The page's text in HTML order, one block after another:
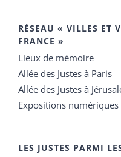
RÉSEAU « VILLES ET
FRANCE »
Lieux de mémoire
Allée des Justes à Paris
Allée des Justes à
Expositions numériques
LES JUSTES PARMI